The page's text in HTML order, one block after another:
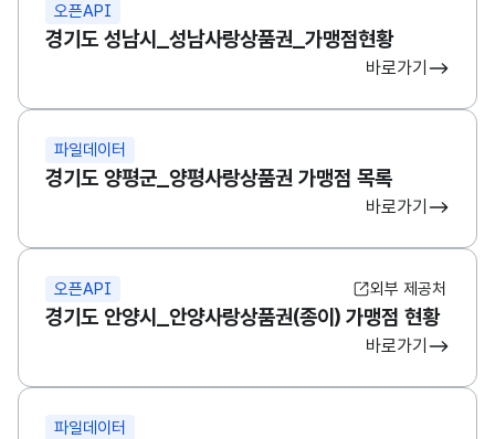
오픈API
경기도 성남시_성남사랑상품권_가맹점현황
바로가기
파일데이터
경기도 양평군_양평사랑상품권 가맹점 목록
바로가기
오픈API 외부 제공처
경기도 안양시_안양사랑상품권(종이) 가맹점 현황
바로가기
파일데이터